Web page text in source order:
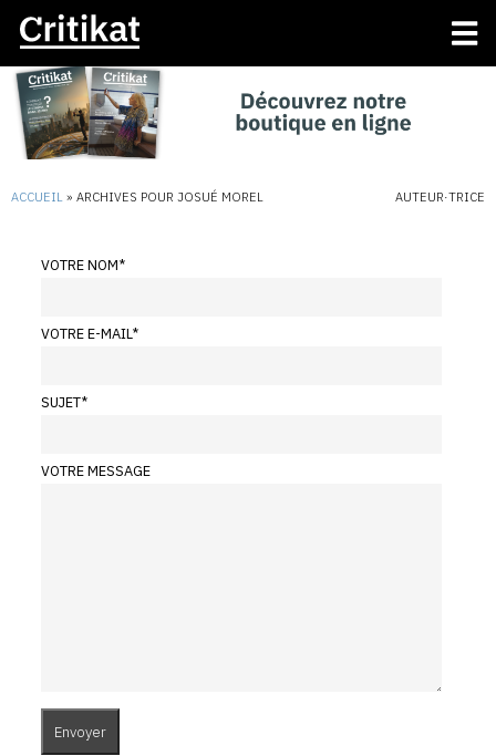
ACCUEIL » ARCHIVES POUR JOSUÉ MOREL AUTEUR·TRICE
VOTRE NOM*
VOTRE E-MAIL*
SUJET*
VOTRE MESSAGE